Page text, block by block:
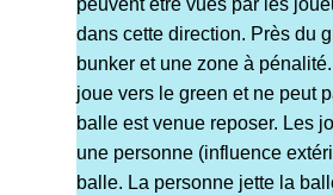
peuvent être vues par les
dans cette direction. Près du
bunker et une zone à
joue vers le green et ne peut
balle est venue reposer. Les
une personne (influence
balle. La personne jette la